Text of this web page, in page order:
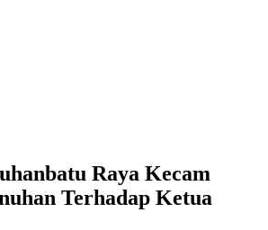
Raya Kecam
Terhadap Ketua